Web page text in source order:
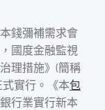
錢彌補需求會
國度金融監視
理措施》(簡稱
式實行。《本包
行業實行新本